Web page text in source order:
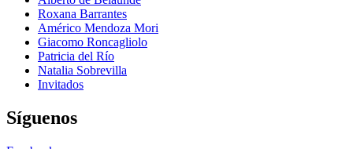
Roxana Barrantes
Américo Mendoza Mori
Giacomo Roncagliolo
Patricia del Río
Natalia Sobrevilla
Invitados
Síguenos